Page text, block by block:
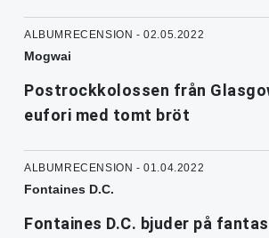
ALBUMRECENSION - 02.05.2022
Mogwai
Postrockkolossen från
eufori med tomt bröt
ALBUMRECENSION - 01.04.2022
Fontaines D.C.
Fontaines D.C. bjuder på